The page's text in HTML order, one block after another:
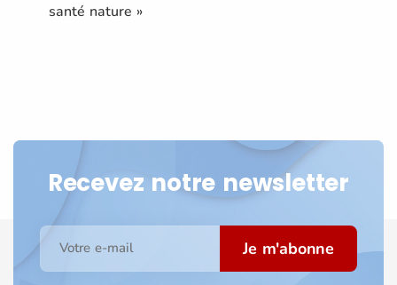
santé nature »
Recevez notre newsletter
Votre e-mail Je m'abonne